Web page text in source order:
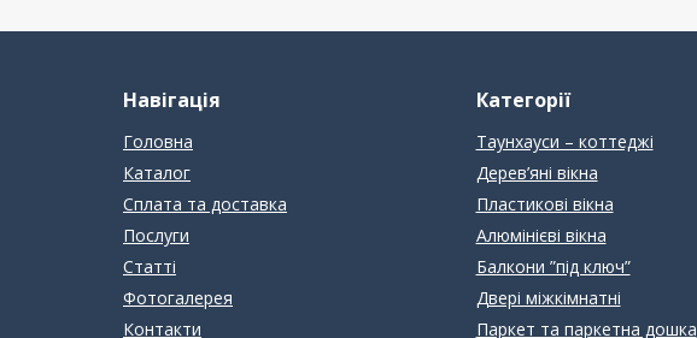
Навігація
Головна
Каталог
Сплата та доставка
Послуги
Статті
Фотогалерея
Контакти
Категорії
Таунхауси – коттеджі
Дерев’яні вікна
Пластикові вікна
Алюмінієві вікна
Балкони ”під ключ”
Двері міжкімнатні
Паркет та паркетна дошка